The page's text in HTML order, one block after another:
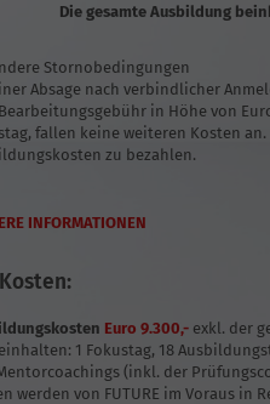
Die gesamte Ausbildung
Stornobedingungen
Absage nach verbindlicher
in Höhe von
fallen keine weiteren Kosten
zu bezahlen.
INFORMATIONEN
n Euro 9.300,- exkl. der
1 Fokustag, 18
(inkl. der
werden von FUTURE im Voraus in